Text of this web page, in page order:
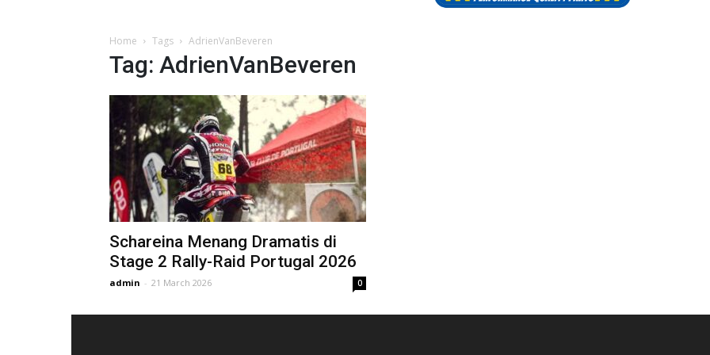
Home Tags AdrienVanBeveren
Tag: AdrienVanBeveren
Schareina Menang Dramatis di
Stage 2 Rally-Raid Portugal 2026
admin - 21 March 2026 0